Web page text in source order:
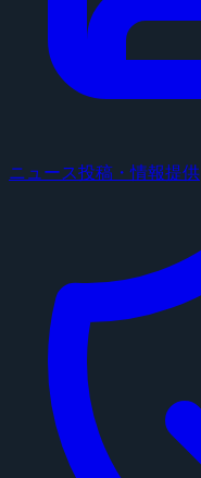
ニュース投稿・情報提供